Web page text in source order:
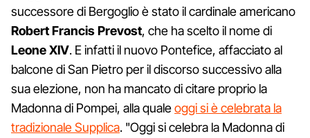
successore di Bergoglio è stato il cardinale americano
Robert Francis Prevost, che ha scelto il nome di
Leone XIV. E infatti il nuovo Pontefice, affacciato al
balcone di San Pietro per il discorso successivo alla
sua elezione, non ha mancato di citare proprio la
Madonna di Pompei, alla qualeoggi si è celebrata la
tradizionale Supplica. "Oggi si celebra la Madonna di